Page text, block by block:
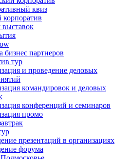
квиз
корпоратив
выставок
бизнес партнеров
тур
и проведение деловых
командировок и деловых
конференций и семинаров
промо
презентаций в организациях
форума